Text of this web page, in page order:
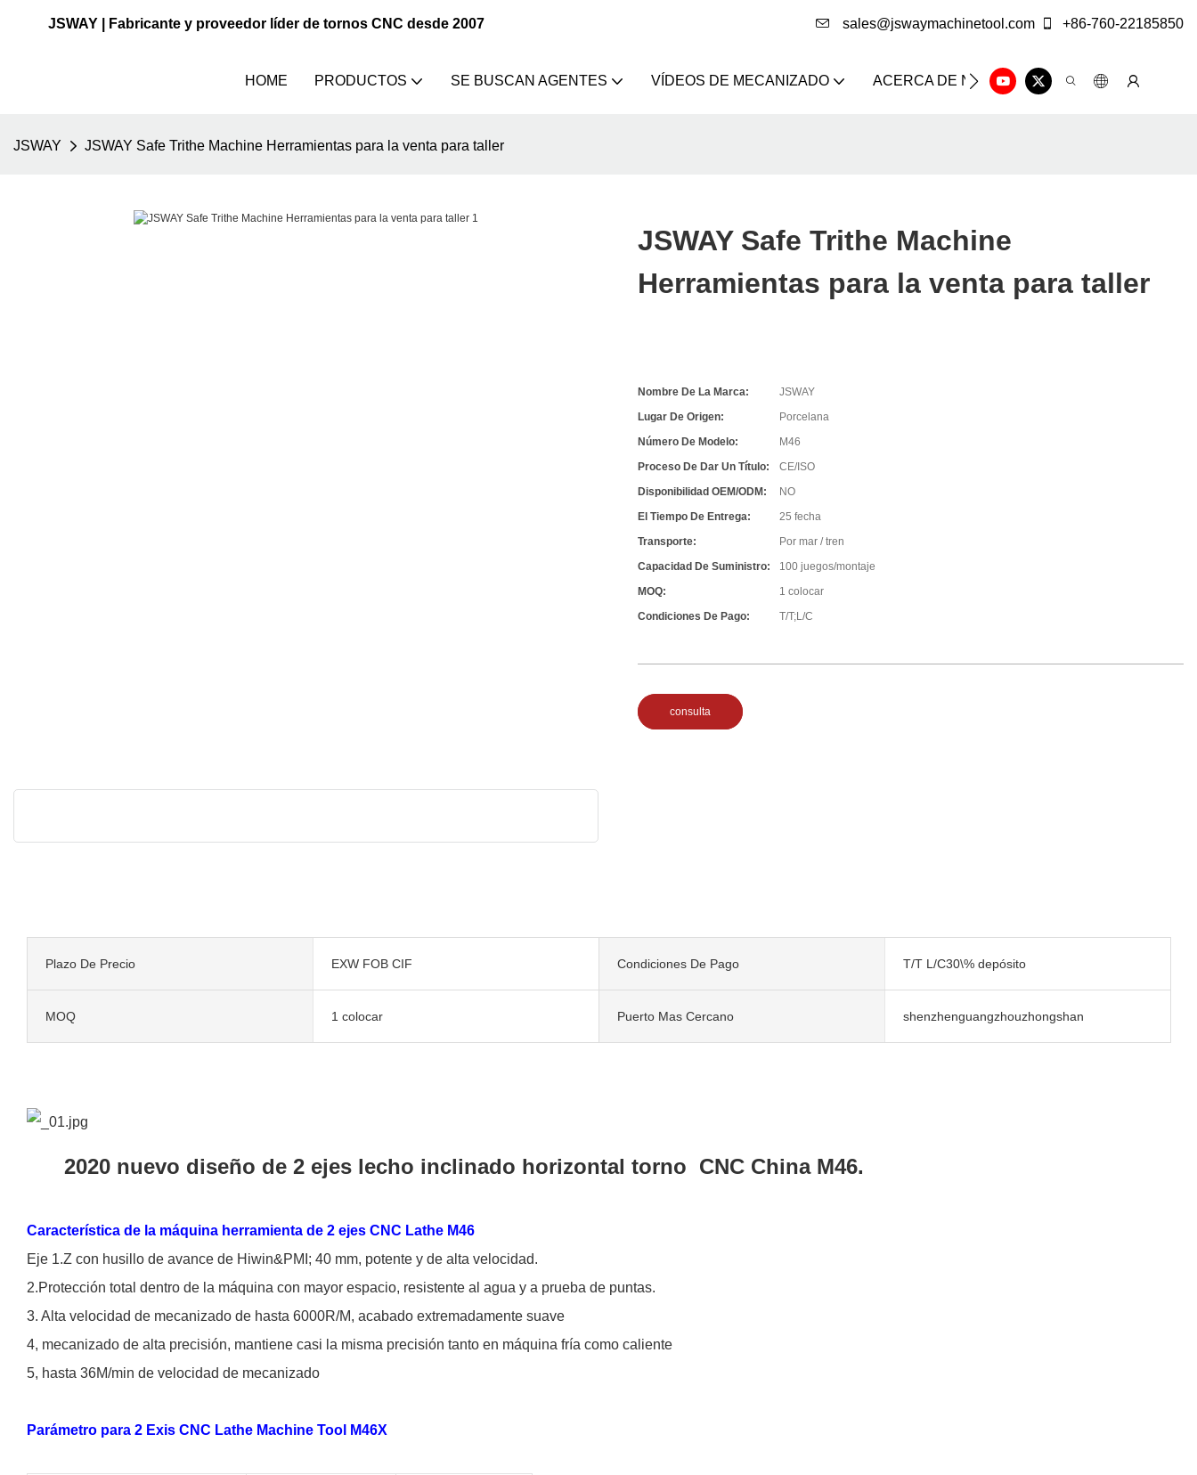
JSWAY | Fabricante y proveedor líder de tornos CNC desde 2007 sales@jswaymachinetool.com +86-760-22185850
HOME PRODUCTOS SE BUSCAN AGENTES VÍDEOS DE MECANIZADO ACERCA DE NOSOTROS SOLUCIÓN
JSWAY JSWAY Safe Trithe Machine Herramientas para la venta para taller
JSWAY Safe Trithe Machine
Herramientas para la venta para taller
Nombre De La Marca:
JSWAY
Lugar De Origen:
Porcelana
Número De Modelo:
M46
Proceso De Dar Un Título:
CE/ISO
Disponibilidad OEM/ODM:
NO
El Tiempo De Entrega:
25 fecha
Transporte:
Por mar / tren
Capacidad De Suministro:
100 juegos/montaje
MOQ:
1 colocar
Condiciones De Pago:
T/T;L/C
consulta
Plazo De Precio EXW FOB CIF Condiciones De Pago T/T L/C30\% depósito
MOQ 1 colocar Puerto Mas Cercano shenzhenguangzhouzhongshan
2020 nuevo diseño de 2 ejes lecho inclinado horizontal torno CNC China M46.
Característica de la máquina herramienta de 2 ejes CNC Lathe M46
Eje 1.Z con husillo de avance de Hiwin&PMI; 40 mm, potente y de alta velocidad.
2.Protección total dentro de la máquina con mayor espacio, resistente al agua y a prueba de puntas.
3. Alta velocidad de mecanizado de hasta 6000R/M, acabado extremadamente suave
4, mecanizado de alta precisión, mantiene casi la misma precisión tanto en máquina fría como caliente
5, hasta 36M/min de velocidad de mecanizado
Parámetro para 2 Exis CNC Lathe Machine Tool M46X